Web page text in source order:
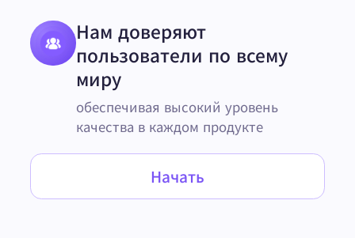
Нам доверяют
пользователи по всему
миру
обеспечивая высокий уровень
качества в каждом продукте
Начать